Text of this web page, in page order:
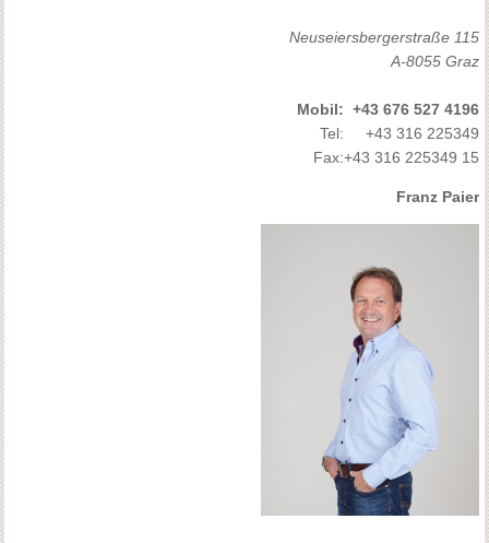
Neuseiersbergerstraße 115
A-8055 Graz
Mobil: +43 676 527 4196
Tel:
+43 316 225349
Fax:+43 316 225349 15
Franz Paier